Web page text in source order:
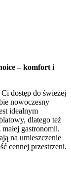
– komfort i
dostęp do świeżej
nowoczesny
idealnym
dlatego też
gastronomii.
na umieszczenie
cennej przestrzeni.